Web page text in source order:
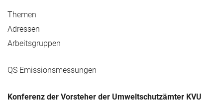
Themen
Adressen
Arbeitsgruppen
QS Emissionsmessungen
Konferenz der Vorsteher der Umweltschutzämter KVU